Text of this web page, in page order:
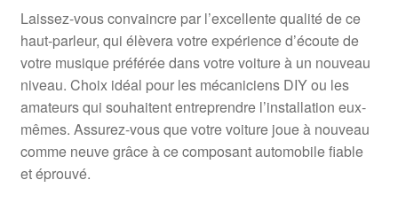
Laissez-vous convaincre par l’excellente qualité de ce
haut-parleur, qui élèvera votre expérience d’écoute de
votre musique préférée dans votre voiture à un nouveau
niveau. Choix idéal pour les mécaniciens DIY ou les
amateurs qui souhaitent entreprendre l’installation eux-
mêmes. Assurez-vous que votre voiture joue à nouveau
comme neuve grâce à ce composant automobile fiable
et éprouvé.